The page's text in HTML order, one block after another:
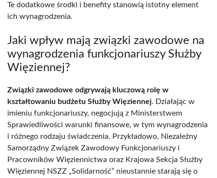
Te dodatkowe środki i benefity stanowią istotny element
ich wynagrodzenia.
Jaki wpływ mają związki zawodowe na
wynagrodzenia funkcjonariuszy Służby
Więziennej?
Związki zawodowe odgrywają kluczową rolę w
kształtowaniu budżetu Służby Więziennej. Działając w
imieniu funkcjonariuszy, negocjują z Ministerstwem
Sprawiedliwości warunki finansowe, w tym wynagrodzenia
i różnego rodzaju świadczenia. Przykładowo, Niezależny
Samorządny Związek Zawodowy Funkcjonariuszy i
Pracowników Więziennictwa oraz Krajowa Sekcja Służby
Więziennej NSZZ „Solidarność” nieustannie starają się o